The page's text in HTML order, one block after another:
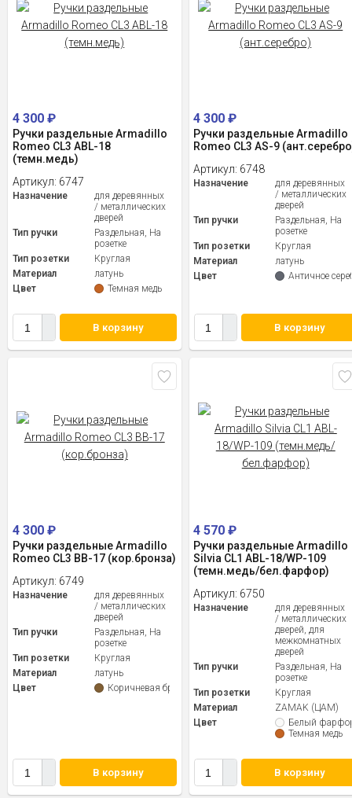
4 300 ₽
Ручки раздельные Armadillo
Romeo CL3 ABL-18
(темн.медь)
Артикул: 6747
Назначение
для деревянных
/ металлических
дверей
Тип ручки
Раздельная, На
розетке
Тип розетки
Круглая
Материал
латунь
Цвет
Темная медь
В корзину
4 300₽
Ручки раздельные Armadillo
Romeo CL3 AS-9
Артикул: 6748
Назначение
для деревянных
/ металлических
дверей
Тип ручки
Раздельная, На
розетке
Тип розетки
Круглая
Материал
латунь
Цвет
Античное
В корзину
4 300 ₽
Ручки раздельные Armadillo
Romeo CL3 BB-17 (кор.бронза)
Артикул: 6749
Назначение
для деревянных
/ металлических
дверей
Тип ручки
Раздельная, На
розетке
Тип розетки
Круглая
Материал
латунь
Цвет
Коричневая бронза
В корзину
4 570₽
Ручки раздельные Armadillo
Silvia CL1 ABL-18/WP-109
(темн.медь/бел.фарфор)
Артикул: 6750
Назначение
для деревянных
/ металлических
дверей, для
межкомнатных
дверей
Тип ручки
Раздельная, На
розетке
Тип розетки
Круглая
Материал
ZAMAK (ЦАМ)
Цвет
Белый
Темная медь
В корзину